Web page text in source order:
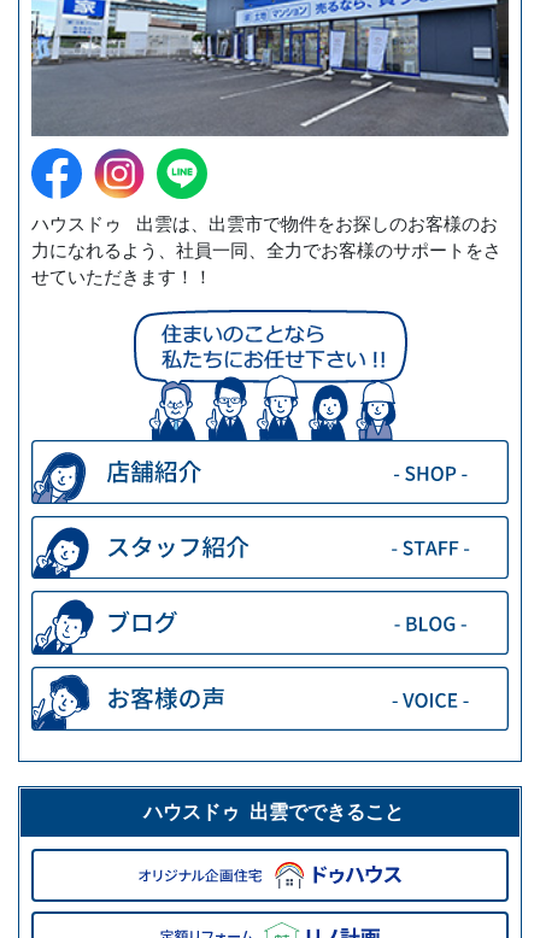
ハウスドゥ 出雲は、出雲市で物件をお探しのお客様のお
力になれるよう、社員一同、全力でお客様のサポートをさ
せていただきます！！
ハウスドゥ 出雲でできること